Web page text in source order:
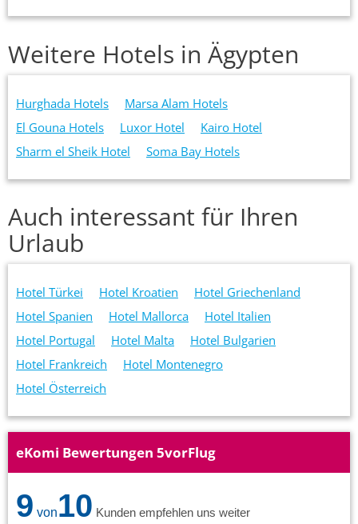
Weitere Hotels in Ägypten
Hurghada Hotels
Marsa Alam Hotels
El Gouna Hotels
Luxor Hotel
Kairo Hotel
Sharm el Sheik Hotel
Soma Bay Hotels
Auch interessant für Ihren
Urlaub
Hotel Türkei Hotel Kroatien
Hotel Griechenland
Hotel Spanien
Hotel Mallorca
Hotel Italien
Hotel Portugal
Hotel Malta
Hotel Bulgarien
Hotel Frankreich
Hotel Montenegro
Hotel Österreich
eKomi Bewertungen 5vorFlug
9 von10 Kunden empfehlen uns weiter